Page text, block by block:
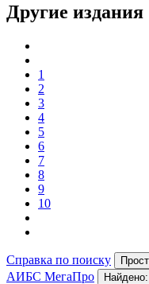
Другие издания
1
2
3
4
5
6
7
8
9
10
Справка по поиску
АИБС МегаПро
Найдено: